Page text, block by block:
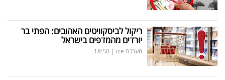
ריקול לביסקוויטים האהובים: הפתי בר
יורדים מהמדפים בישראל
מערכת ice |
18:50